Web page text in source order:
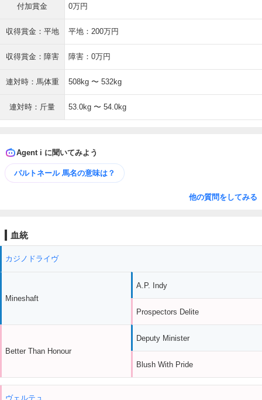
付加賞金 0万円
収得賞金：平地 平地：200万円
収得賞金：障害 障害：0万円
連対時：馬体重 508kg 〜 532kg
連対時：斤量 53.0kg 〜 54.0kg
Agent i に聞いてみよう
パルトネール 馬名の意味は？
他の質問をしてみる
血統
カジノドライヴ
Mineshaft
Better Than Honour
A.P. Indy
Prospectors Delite
Deputy Minister
Blush With Pride
ヴェルテュ